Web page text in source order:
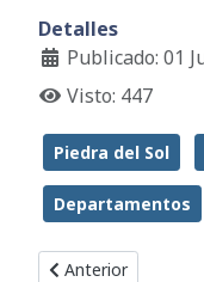
Detalles
Publicado: 01
Visto: 447
Piedra del Sol
Departamentos
Artículo anterior:
Anterior